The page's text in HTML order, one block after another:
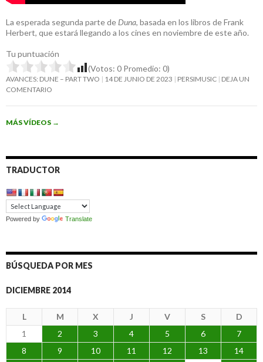
La esperada segunda parte de Duna, basada en los libros de Frank
Herbert, que estará llegando a los cines en noviembre de este año.
Tu puntuación
(Votos: 0 Promedio: 0)
AVANCES: DUNE – PART TWO 14 DE JUNIO DE 2023 PERSIMUSIC DEJA UN
COMENTARIO
MÁS VÍDEOS →
TRADUCTOR
Powered by Translate
BÚSQUEDA POR MES
DICIEMBRE 2014
L M X J V S
D
1
2 3 4 5 6
7
8
9 10 11 12 13
14